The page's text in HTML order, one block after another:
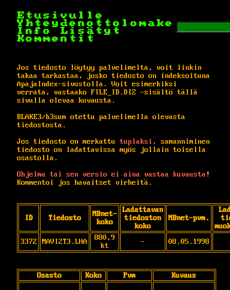
Etusivulle
Yhteydenottolomake
Info
Lisätyt
Kommentit
Jos tiedosto löytyy palvelimelta, voit linkin
takaa tarkastaa, josko tiedosto on indeksoituna
ApajaIndex-sivustolla. Voit esimerkiksi
verrata, vastaako FILE_ID.DIZ -sisältö tällä
sivulla olevaa kuvausta.
BLAKE3/b3sum otettu palvelimella olevasta
tiedostosta.
Jos tiedosto on merkattu tuplaksi,
samanniminen
tiedosto on ladattavissa myös jollain toisella
osastolla.
Ohjelma tai sen versio ei aina vastaa kuvausta!
Kommentoi jos havaitset virheitä.
ID Tiedosto
MBnet-
koko
Ladattavan
tiedoston
koko
MBnet-pvm.
3372
MAVI2T3.LHA
880,9
kt
- 08.05.1998
Osasto Koko Pvm Kuvaus